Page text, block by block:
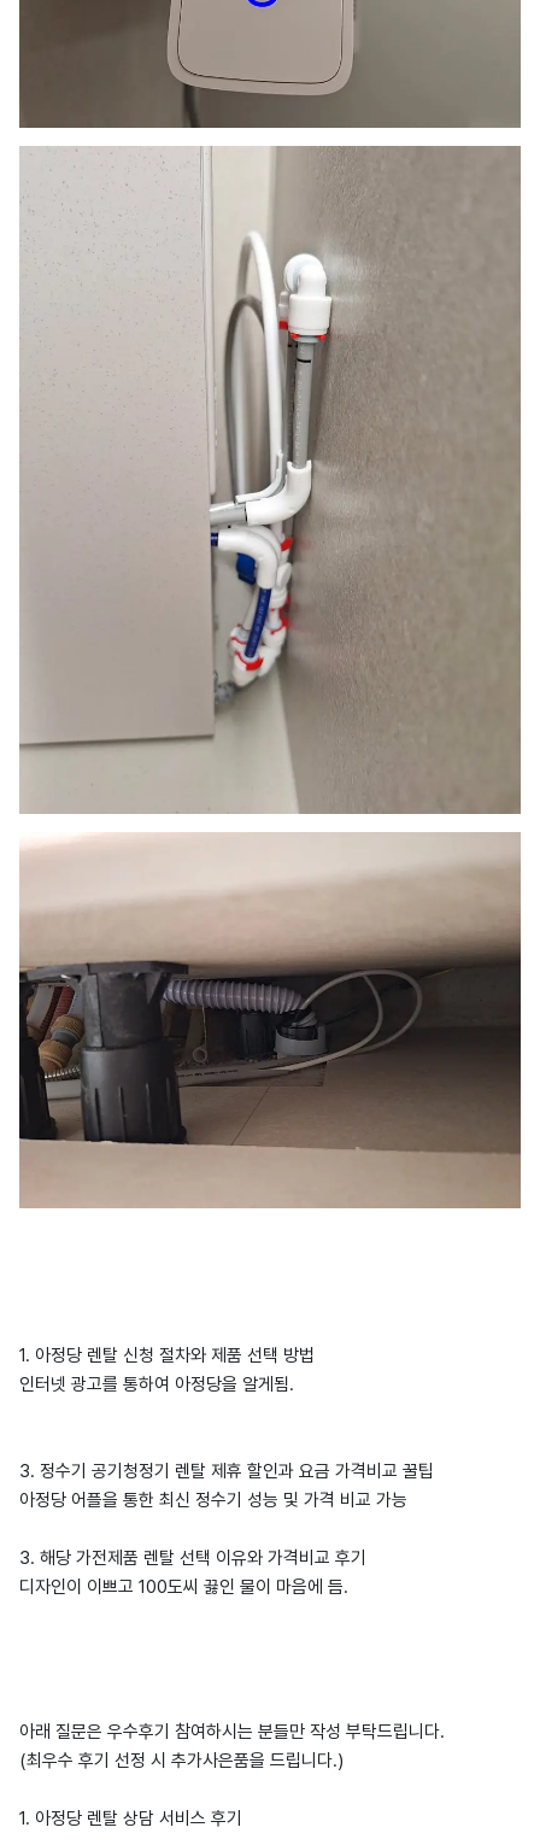
1. 아정당 렌탈 신청 절차와 제품 선택 방법
인터넷 광고를 통하여 아정당을 알게됨.
3. 정수기 공기청정기 렌탈 제휴 할인과 요금 가격비교 꿀팁
아정당 어플을 통한 최신 정수기 성능 및 가격 비교 가능
3. 해당 가전제품 렌탈 선택 이유와 가격비교 후기
디자인이 이쁘고 100도씨 끓인 물이 마음에 듬.
아래 질문은 우수후기 참여하시는 분들만 작성 부탁드립니다.
(최우수 후기 선정 시 추가사은품을 드립니다.)
1. 아정당 렌탈 상담 서비스 후기